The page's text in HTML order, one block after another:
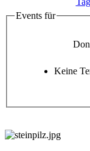
Events für
Keine